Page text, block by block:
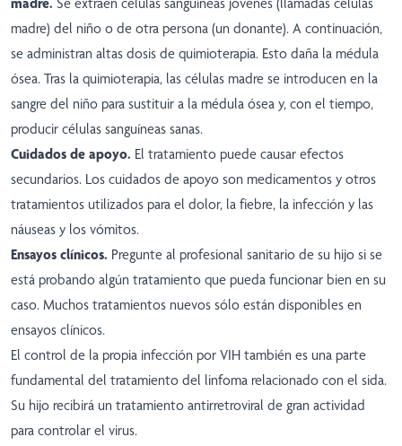
madre) del niño o de otra persona (un donante). A continuación,
se administran altas dosis de quimioterapia. Esto daña la médula
ósea. Tras la quimioterapia, las células madre se introducen en la
sangre del niño para sustituir a la médula ósea y, con el tiempo,
producir células sanguíneas sanas.
Cuidados de apoyo. El tratamiento puede causar efectos
secundarios. Los cuidados de apoyo son medicamentos y otros
tratamientos utilizados para el dolor, la fiebre, la infección y las
náuseas y los vómitos.
Ensayos clínicos. Pregunte al profesional sanitario de su hijo si se
está probando algún tratamiento que pueda funcionar bien en su
caso. Muchos tratamientos nuevos sólo están disponibles en
ensayos clínicos.
El control de la propia infección por VIH también es una parte
fundamental del tratamiento del linfoma relacionado con el sida.
Su hijo recibirá un tratamiento antirretroviral de gran actividad
para controlar el virus.